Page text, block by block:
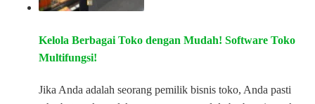
Kelola Berbagai Toko dengan Mudah! Software Toko
Multifungsi!
Jika Anda adalah seorang pemilik bisnis toko, Anda pasti